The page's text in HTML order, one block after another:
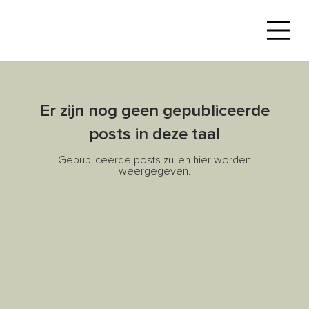
Er zijn nog geen gepubliceerde
posts in deze taal
Gepubliceerde posts zullen hier worden
weergegeven.